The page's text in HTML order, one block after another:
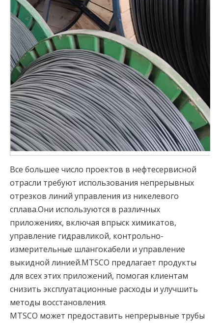
Все большее число проектов в нефтесервисной
отрасли требуют использования непрерывных
отрезков линий управления из никелевого
сплава.Они используются в различных
приложениях, включая впрыск химикатов,
управление гидравликой, контрольно-
измерительные шлангокабели и управление
выкидной линией.MTSCO предлагает продукты
для всех этих приложений, помогая клиентам
снизить эксплуатационные расходы и улучшить
методы восстановления.
MTSCO может предоставить непрерывные трубы